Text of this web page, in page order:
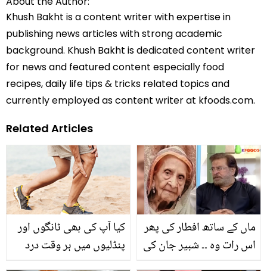
Khush Bakht is a content writer with expertise in
publishing news articles with strong academic
background. Khush Bakht is dedicated content writer
for news and featured content especially food
recipes, daily life tips & tricks related topics and
currently employed as content writer at kfoods.com.
Related Articles
کیا آپ کی بھی ٹانگوں اور
پنڈلیوں میں ہر وقت درد
ماں کے ساتھ افطار کی پھر
اس رات وہ ۔۔ شبیر جان کی